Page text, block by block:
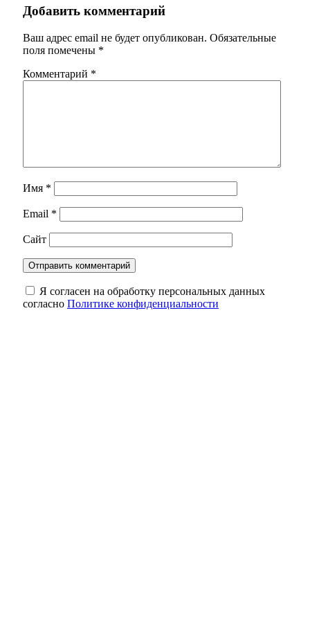
Добавить комментарий
Ваш адрес email не будет опубликован. Обязательные
поля помечены *
Комментарий *
Имя *
Email *
Сайт
Я согласен на обработку персональных данных
согласно Политике конфиденциальности